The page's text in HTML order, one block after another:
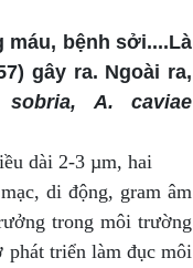
máu, bệnh sởi....Là
gây ra. Ngoài ra,
sobria, A. caviae
dài 2-3 µm, hai
di động, gram âm
trong môi trường
phát triển làm đục môi